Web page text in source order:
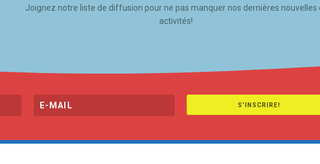
Joignez notre liste de diffusion pour ne pas manquer nos dernières nouvelles
activités!
S'INSCRIRE!